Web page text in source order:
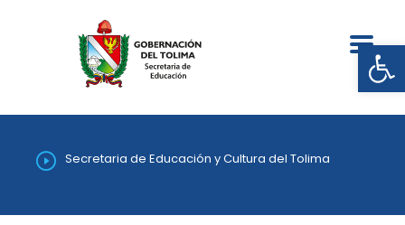
Secretaria de Educación y Cultura del Tolima